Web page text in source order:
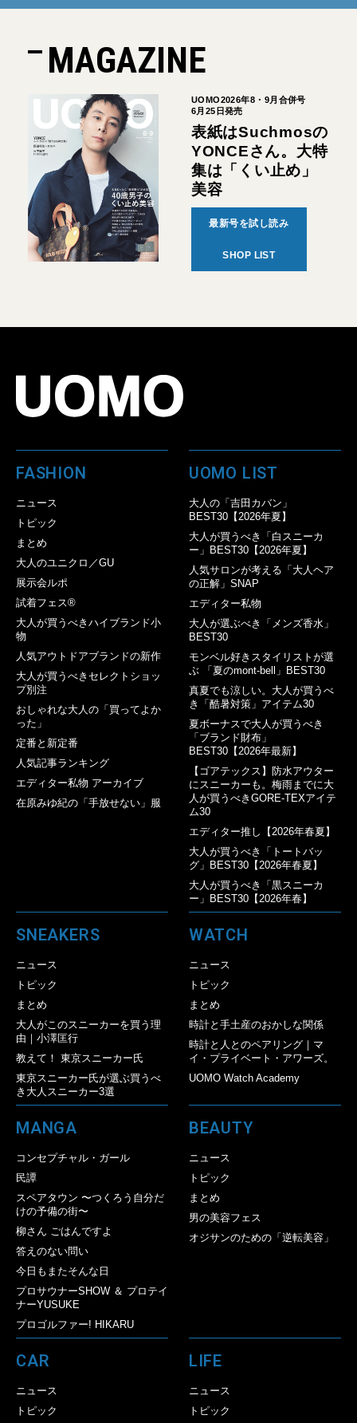
MAGAZINE
UOMO2026年8・9月合併号
6月25日発売
表紙はSuchmosの
YONCEさん。大特
集は「くい止め」
美容
最新号を試し読み
SHOP LIST
FASHION
ニュース
トピック
まとめ
大人のユニクロ／GU
展示会ルポ
試着フェス®︎
大人が買うべきハイブランド小
物
人気アウトドアブランドの新作
大人が買うべきセレクトショッ
プ別注
おしゃれな大人の「買ってよか
った」
定番と新定番
人気記事ランキング
エディター私物 アーカイブ
在原みゆ紀の「手放せない」服
UOMO LIST
大人の「吉田カバン」
BEST30【2026年夏】
大人が買うべき「白スニーカ
ー」BEST30【2026年夏】
人気サロンが考える「大人ヘア
の正解」SNAP
エディター私物
大人が選ぶべき「メンズ香水」
BEST30
モンベル好きスタイリストが選
ぶ 「夏のmont-bell」BEST30
真夏でも涼しい。大人が買うべ
き「酷暑対策」アイテム30
夏ボーナスで大人が買うべき
「ブランド財布」
BEST30【2026年最新】
【ゴアテックス】防水アウター
にスニーカーも。梅雨までに大
人が買うべきGORE-TEXアイテ
ム30
エディター推し【2026年春夏】
大人が買うべき「トートバッ
グ」BEST30【2026年春夏】
大人が買うべき「黒スニーカ
ー」BEST30【2026年春】
SNEAKERS
ニュース
トピック
まとめ
大人がこのスニーカーを買う理
由｜小澤匡行
教えて！ 東京スニーカー氏
東京スニーカー氏が選ぶ買うべ
き大人スニーカー3選
WATCH
ニュース
トピック
まとめ
時計と手土産のおかしな関係
時計と人とのペアリング｜マ
イ・プライベート・アワーズ。
UOMO Watch Academy
MANGA
コンセプチャル・ガール
民譚
スペアタウン 〜つくろう自分だ
けの予備の街〜
柳さん ごはんですよ
答えのない問い
今日もまたそんな日
プロサウナーSHOW ＆ プロテイ
ナーYUSUKE
プロゴルファー! HIKARU
BEAUTY
ニュース
トピック
まとめ
男の美容フェス
オジサンのための「逆転美容」
CAR
ニュース
トピック
LIFE
ニュース
トピック